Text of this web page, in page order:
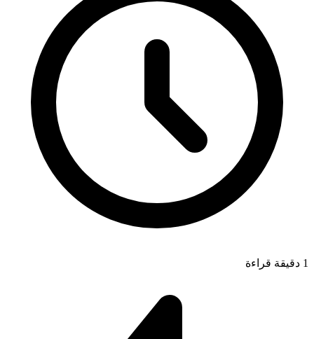
1 دقيقة قراءة